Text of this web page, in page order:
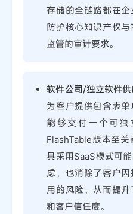
存储的全链路都在
防护核心知识产权
监管的审计要求。
软件公司/独立软件
为客户提供包含表单
能够交付一个可
FlashTable版本至
具采用SaaS模式可
虑，也消除了客户
用的风险，从而提
和客户信任度。